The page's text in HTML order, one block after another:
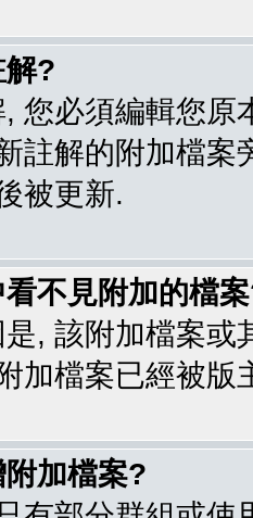
?
您必須編輯您
註解的附加檔案
被更新.
不見附加的檔
, 該附加檔案
加檔案已經被版
加檔案?